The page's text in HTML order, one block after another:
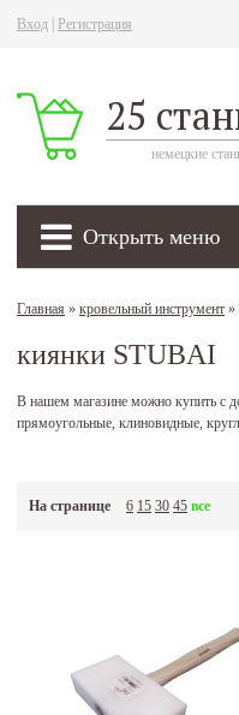
Вход Регистрация
25
немецкие
Открыть меню
Главная » кровельный инструмент »
киянки STUBAI
В нашем магазине можно купить с
прямоугольные, клиновидные,
На странице 6 15 30 45 все